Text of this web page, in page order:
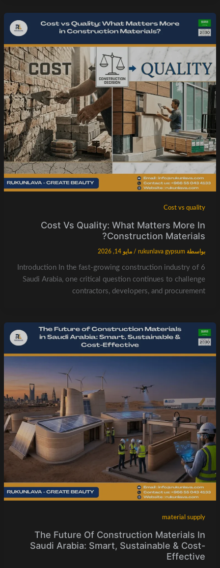
Cost vs quality
Cost Vs Quality: What Matters More In
Construction Materials?
بواسطة rukunlava gypsum
/ مايو 14, 2026
6 Introduction In the fast-growing construction industry of
Saudi Arabia, one critical question continues to challenge
contractors, developers, and procurement
material supply
The Future Of Construction Materials In
Saudi Arabia: Smart, Sustainable & Cost-
Effective